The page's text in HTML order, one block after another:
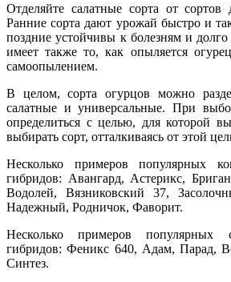
Отделяйте салатные сорта от сортов
Ранние сорта дают урожай быстро и
поздние устойчивы к болезням и долго
имеет также то, как опыляется
самоопылением.
В целом, сорта огурцов можно
салатные и универсальные. При
определиться с целью, для которой
выбирать сорт, отталкиваясь от этой
Несколько примеров популярных
гибридов: Авангард, Астерикс,
Водолей, Вязниковский 37,
Надежный, Родничок, Фаворит.
Несколько примеров популярных
гибридов: Феникс 640, Адам, Парад,
Синтез.